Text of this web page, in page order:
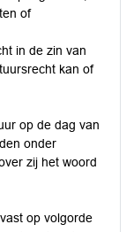
of
in de zin van
kan of
op de dag van
onder
zij het woord
op volgorde